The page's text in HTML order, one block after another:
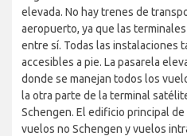
elevada. No hay trenes de
aeropuerto, ya que las
entre sí. Todas las instalaciones
accesibles a pie. La pasarela
donde se manejan todos los
la otra parte de la terminal
Schengen. El edificio principal
vuelos no Schengen y vuelos